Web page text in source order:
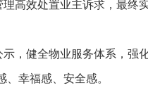
高效处置业主诉求，最终
，健全物业服务体系，强
幸福感、安全感。